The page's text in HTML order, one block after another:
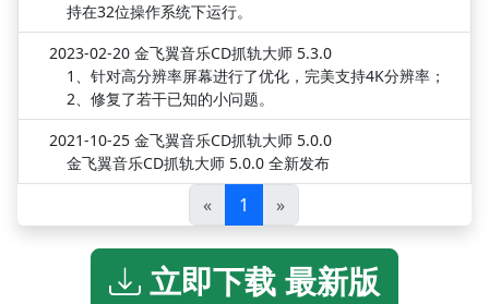
持在32位操作系统下运行。
2023-02-20 金飞翼音乐CD抓轨大师 5.3.0
1、针对高分辨率屏幕进行了优化，完美支持4K分辨率；
2、修复了若干已知的小问题。
2021-10-25 金飞翼音乐CD抓轨大师 5.0.0
金飞翼音乐CD抓轨大师 5.0.0 全新发布
« 1 »
立即下载 最新版